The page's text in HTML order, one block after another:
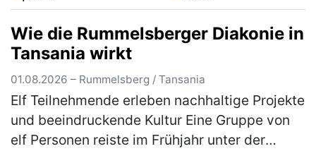
Wie die Rummelsberger Diakonie in
Tansania wirkt
01.08.2026 – Rummelsberg / Tansania
Elf Teilnehmende erleben nachhaltige Projekte
und beeindruckende Kultur Eine Gruppe von
elf Personen reiste im Frühjahr unter der